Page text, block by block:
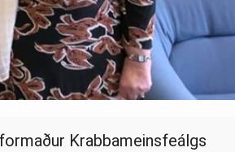
Krabbameinsfeálgs